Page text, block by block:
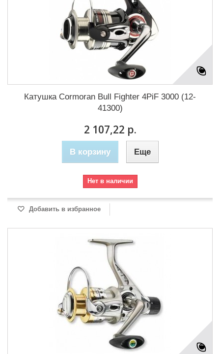
Катушка Cormoran Bull Fighter 4PiF 3000 (12-
41300)
2 107,22 р.
В корзину Еще
Нет в наличии
Добавить в избранное